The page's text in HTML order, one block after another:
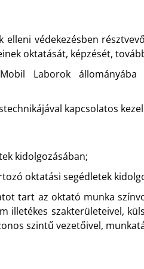
elleni védekezésben
oktatását, képzését,
Laborok
kapcsolatos
kidolgozásában;
oktatási segédletek
tart az oktató munka
illetékes szakterületeivel,
szintű vezetőivel,